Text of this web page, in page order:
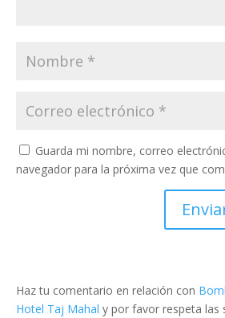
Guarda mi nombre, correo
navegador para la próxima vez que
Haz tu comentario en relación con
Hotel Taj Mahal y por favor respeta las